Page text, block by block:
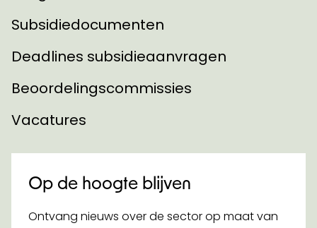
Subsidiedocumenten
Deadlines subsidieaanvragen
Beoordelingscommissies
Vacatures
Op de hoogte blijven
Ontvang nieuws over de sector op maat van